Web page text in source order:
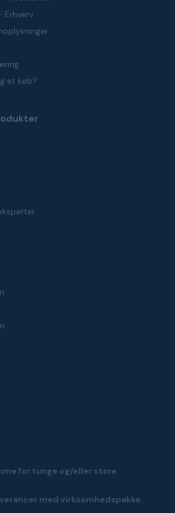
Erhverv
et køb?
for tunge og/eller store
med virksomhedspakke.